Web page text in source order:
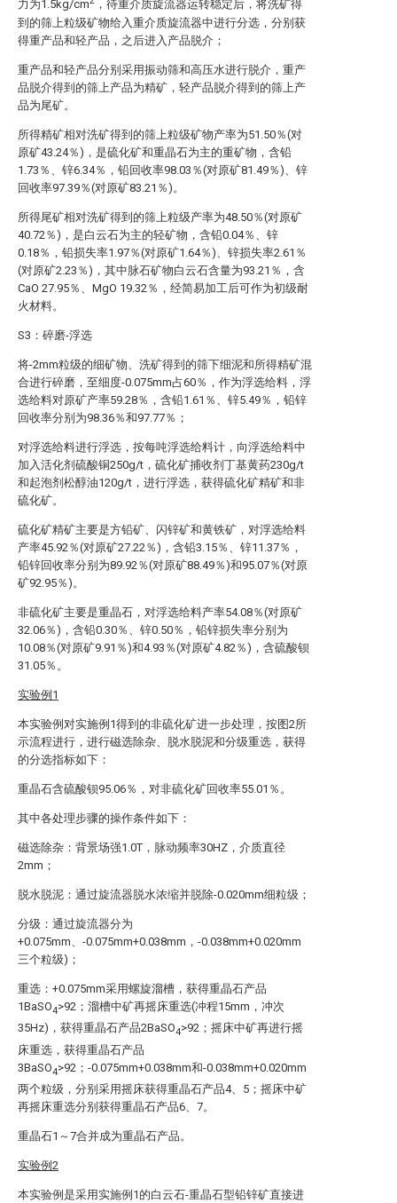
力为1.5kg/cm
，待重介质旋流器运转稳定后，将洗矿得
到的筛上粒级矿物给入重介质旋流器中进行分选，分别获
得重产品和轻产品，之后进入产品脱介；
重产品和轻产品分别采用振动筛和高压水进行脱介，重产
品脱介得到的筛上产品为精矿，轻产品脱介得到的筛上产
品为尾矿。
所得精矿相对洗矿得到的筛上粒级矿物产率为51.50％(对
原矿43.24％)，是硫化矿和重晶石为主的重矿物，含铅
1.73％、锌6.34％，铅回收率98.03％(对原矿81.49％)、锌
回收率97.39％(对原矿83.21％)。
所得尾矿相对洗矿得到的筛上粒级产率为48.50％(对原矿
40.72％)，是白云石为主的轻矿物，含铅0.04％、锌
0.18％，铅损失率1.97％(对原矿1.64％)、锌损失率2.61％
(对原矿2.23％)，其中脉石矿物白云石含量为93.21％，含
CaO 27.95％、MgO 19.32％，经简易加工后可作为初级耐
火材料。
S3：碎磨-浮选
将-2mm粒级的细矿物、洗矿得到的筛下细泥和所得精矿混
合进行碎磨，至细度-0.075mm占60％，作为浮选给料，浮
选给料对原矿产率59.28％，含铅1.61％、锌5.49％，铅锌
回收率分别为98.36％和97.77％；
对浮选给料进行浮选，按每吨浮选给料计，向浮选给料中
加入活化剂硫酸铜250g/t，硫化矿捕收剂丁基黄药230g/t
和起泡剂松醇油120g/t，进行浮选，获得硫化矿精矿和非
硫化矿。
硫化矿精矿主要是方铅矿、闪锌矿和黄铁矿，对浮选给料
产率45.92％(对原矿27.22％)，含铅3.15％、锌11.37％，
铅锌回收率分别为89.92％(对原矿88.49％)和95.07％(对原
矿92.95％)。
非硫化矿主要是重晶石，对浮选给料产率54.08％(对原矿
32.06％)，含铅0.30％、锌0.50％，铅锌损失率分别为
10.08％(对原矿9.91％)和4.93％(对原矿4.82％)，含硫酸钡
31.05％。
实验例1
本实验例对实施例1得到的非硫化矿进一步处理，按图2所
示流程进行，进行磁选除杂、脱水脱泥和分级重选，获得
的分选指标如下：
重晶石含硫酸钡95.06％，对非硫化矿回收率55.01％。
其中各处理步骤的操作条件如下：
磁选除杂：背景场强1.0T，脉动频率30HZ，介质直径
2mm；
脱水脱泥：通过旋流器脱水浓缩并脱除-0.020mm细粒级；
分级：通过旋流器分为
+0.075mm、-0.075mm+0.038mm，-0.038mm+0.020mm
三个粒级)；
重选：+0.075mm采用螺旋溜槽，获得重晶石产品
1BaSO4>92；溜槽中矿再摇床重选(冲程15mm，冲次
35Hz)，获得重晶石产品2BaSO4>92；摇床中矿再进行摇
床重选，获得重晶石产品
3BaSO4>92；-0.075mm+0.038mm和-0.038mm+0.020mm
两个粒级，分别采用摇床获得重晶石产品4、5；摇床中矿
再摇床重选分别获得重晶石产品6、7。
重晶石1～7合并成为重晶石产品。
实验例2
本实验例是采用实施例1的白云石-重晶石型铅锌矿直接进